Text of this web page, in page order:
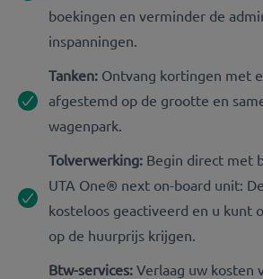
boekingen en verminder de
inspanningen.
Tanken: Ontvang kortingen met
afgestemd op de grootte en
wagenpark.
Tolverwerking: Begin direct met
UTA One® next on-board unit:
kosteloos geactiveerd en u kunt
op de huurprijs krijgen.
Btw-services: Verlaag uw kosten